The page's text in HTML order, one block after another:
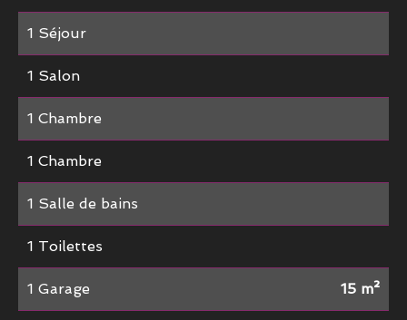
1 Séjour
1 Salon
1 Chambre
1 Chambre
1 Salle de bains
1 Toilettes
1 Garage 15 m²